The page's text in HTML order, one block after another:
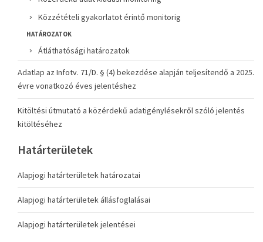
Közzétételi gyakorlatot érintő monitorig
HATÁROZATOK
Átláthatósági határozatok
Adatlap az Infotv. 71/D. § (4) bekezdése alapján teljesítendő a 2025.
évre vonatkozó éves jelentéshez
Kitöltési útmutató a közérdekű adatigénylésekről szóló jelentés
kitöltéséhez
Határterületek
Alapjogi határterületek határozatai
Alapjogi határterületek állásfoglalásai
Alapjogi határterületek jelentései